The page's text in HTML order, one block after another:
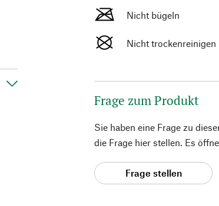
Nicht bügeln
Nicht trockenreinigen
Frage zum Produkt
Sie haben eine Frage zu
die Frage hier stellen. Es
Frage stellen